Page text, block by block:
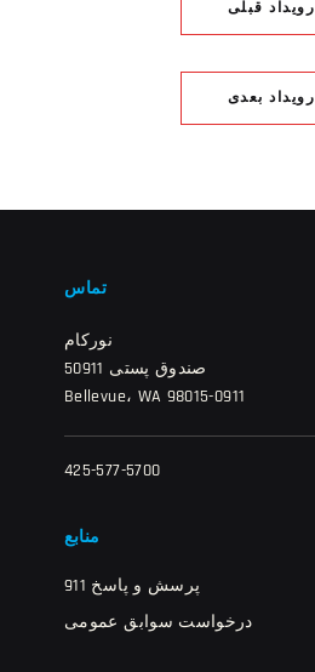
رویداد قبلی
رویداد بعدی
تماس
نورکام
صندوق پستی 50911
Bellevue، WA 98015-0911
425-577-5700
منابع
911 پرسش و پاسخ
درخواست سوابق عمومی